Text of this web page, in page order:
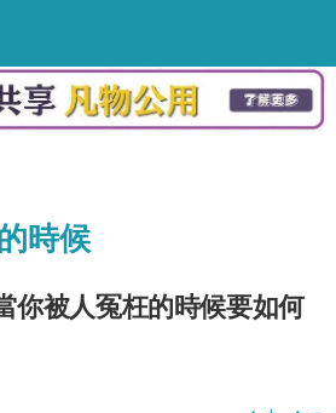
時候
你被人冤枉的時候要如何